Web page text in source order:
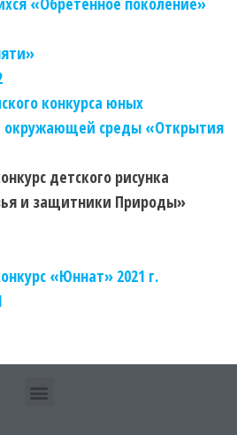
конкурса юных
окружающей среды «Открытия
детского рисунка
и защитники Природы»
«Юннат» 2021 г.